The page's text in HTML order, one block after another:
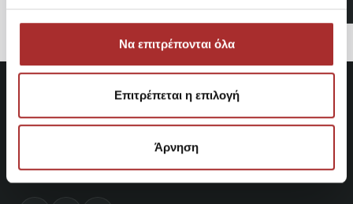
Να επιτρέπονται όλα
Επιτρέπεται η επιλογή
Άρνηση